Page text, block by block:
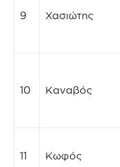
9 Χασιώτης
10 Καναβός
11 Κωφός